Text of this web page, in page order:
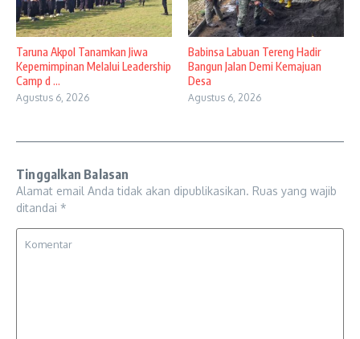
Taruna Akpol Tanamkan Jiwa
Kepemimpinan Melalui Leadership
Camp d ...
Agustus 6, 2026
Babinsa Labuan Tereng Hadir
Bangun Jalan Demi Kemajuan
Desa
Agustus 6, 2026
Tinggalkan Balasan
Alamat email Anda tidak akan dipublikasikan. Ruas yang wajib
ditandai *